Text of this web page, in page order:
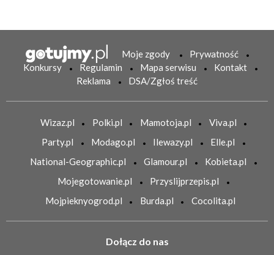
Moje zgody
Prywatność
Konkursy
Regulamin Mapa serwisu
Kontakt
Reklama
DSA/Zgłoś treść
Wizaz.pl Polki.pl Mamotoja.pl
Viva.pl
Party.pl
Modago.pl Ilewazy.pl
Elle.pl
National-Geographic.pl
Glamour.pl
Kobieta.pl
Mojegotowanie.pl
Przyslijprzepis.pl
Mojpieknyogrod.pl
Burda.pl Cocolita.pl
Dołącz do nas